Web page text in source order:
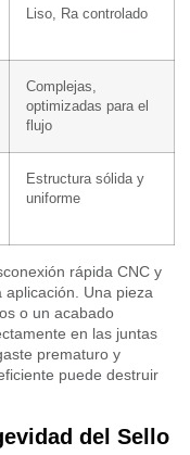
Liso, Ra controlado
Complejas,
optimizadas para el
flujo
Estructura sólida y
uniforme
rápida CNC y
Una pieza
o un acabado
en las juntas
prematuro y
puede destruir
del Sello